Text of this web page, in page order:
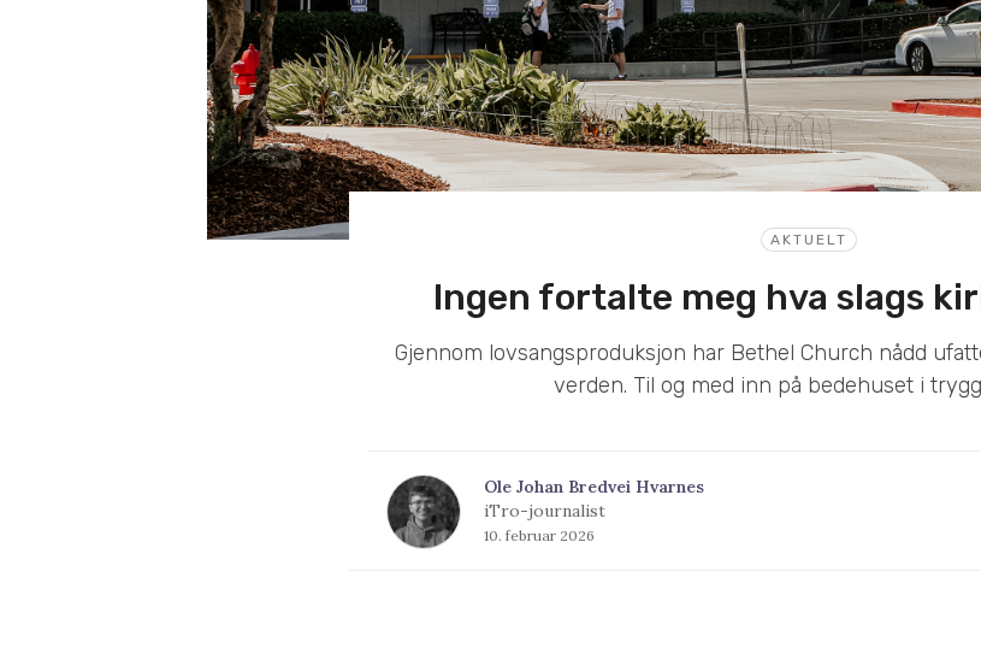
AKTUELT
Ingen fortalte meg hva slags
Gjennom lovsangsproduksjon har Bethel Church nådd
verden. Til og med inn på bedehuset i
Ole Johan Bredvei Hvarnes
iTro-journalist
10. februar 2026